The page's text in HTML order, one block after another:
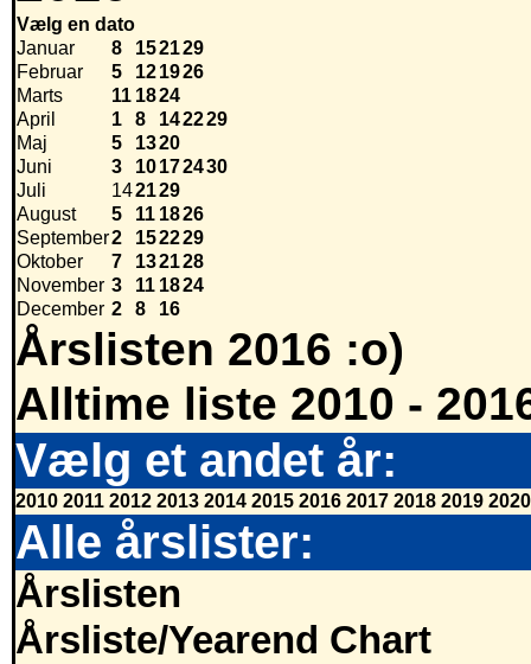
Vælg en dato
Januar
8 152129
Februar
5 121926
Marts
11 1824
April
1 8 142229
Maj
5 1320
Juni
3 10172430
Juli
142129
August
5 11 1826
September2 152229
Oktober
7 132128
November 3 11 1824
December 2 8 16
Årslisten 2016 :o)
Alltime liste 2010 -
Vælg et andet år:
2010 2011 2012 2013 2014 2015 2016 2017 2018 2019 2020
Alle årslister:
Årslisten
Årsliste/Yearend Chart